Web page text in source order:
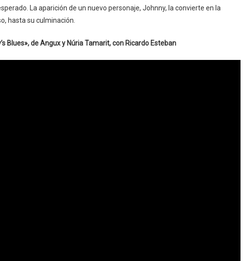
La aparición de un nuevo personaje, Johnny, la convierte en la
hasta su culminación.
Blues», de Angux y Núria Tamarit, con Ricardo Esteban